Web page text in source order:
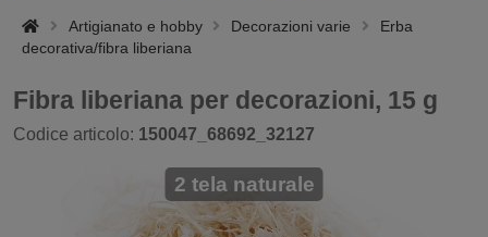
Artigianato e hobby Decorazioni varie
Erba
decorativa/fibra liberiana
Fibra liberiana per decorazioni, 15 g
Codice articolo: 150047_68692_32127
2 tela naturale